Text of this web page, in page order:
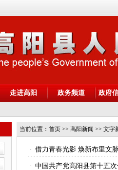
走进高阳 政务频道 政府
当前位置： 首页 >> 高阳新闻 >> 文字
· 借力青春光影 焕新布里文
· 中国共产党高阳县第十五